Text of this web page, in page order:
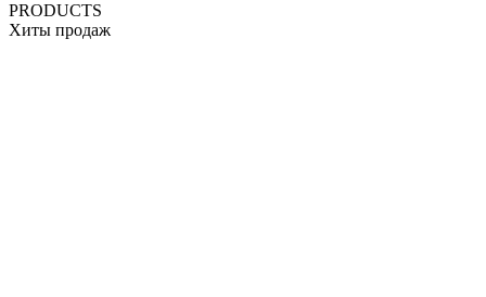
PRODUCTS
Хиты продаж